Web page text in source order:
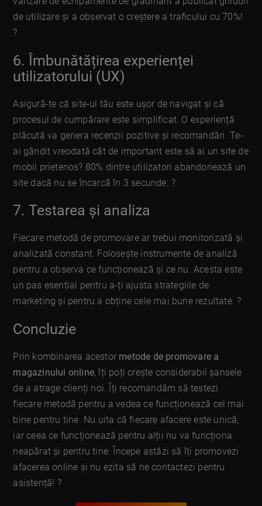
de utilizare și a observat o creștere a traficului cu 70%!
?
6. Îmbunătățirea experienței
utilizatorului (UX)
Asigură-te că site-ul tău este ușor de navigat și că
procesul de cumpărare este simplificat. O experiență
plăcută va genera recenzii pozitive și recomandări. Te-
ai gândit vreodată cât de important este să ai un site de
mobil prietenos? 80% dintre utilizatori abandonează un
site dacă nu se încarcă în 3 secunde. ?
7. Testarea și analiza
Fiecare metodă de promovare ar trebui monitorizată și
analizată constant. Folosește instrumente de analiză
pentru a observa ce funcționează și ce nu. Acesta este
un pas esențial pentru a-ți ajusta strategiile de
marketing și pentru a obține cele mai bune rezultate. ?
Concluzie
Prin kombinarea acestor metode de promovare a
magazinului online, îți poți crește considerabil șansele
de a atrage clienți noi. Îți recomandăm să testezi
fiecare metodă pentru a vedea ce funcționează cel mai
bine pentru tine. Nu uita că fiecare afacere este unică,
iar ceea ce funcționează pentru alții nu va funcționa
neapărat și pentru tine. Începe astăzi să îți promovezi
afacerea online și nu ezita să ne contactezi pentru
asistență! ?